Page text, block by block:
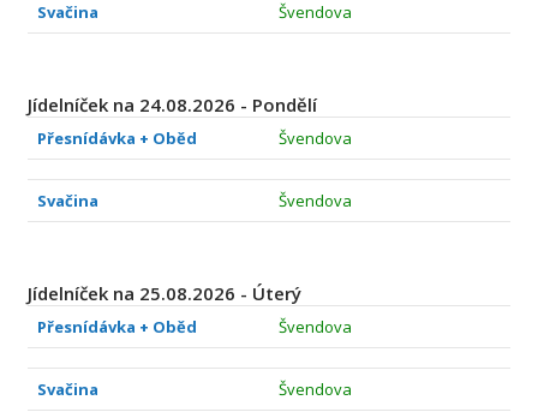
Svačina Švendova
Jídelníček na 24.08.2026 - Pondělí
Přesnídávka + Oběd Švendova
Svačina Švendova
Jídelníček na 25.08.2026 - Úterý
Přesnídávka + Oběd Švendova
Svačina Švendova